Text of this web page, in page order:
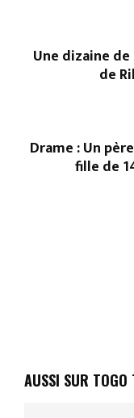
Une dizaine
de
Drame : Un
fille de
AUSSI SUR TOGO